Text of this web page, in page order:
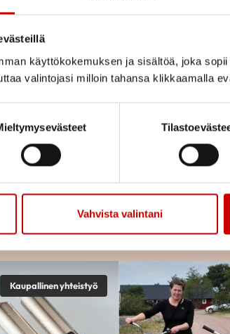
käyttökokemuksen ja sisältöä, joka
valintojasi milloin tahansa klikkaamalla
Vahvista valintani
joten esimerkiksi
suuntaan.
tueksi ruokapakkauksissa
monenlaisia keinoja kokeiltavaksi.
Kaupallinen yhteistyö